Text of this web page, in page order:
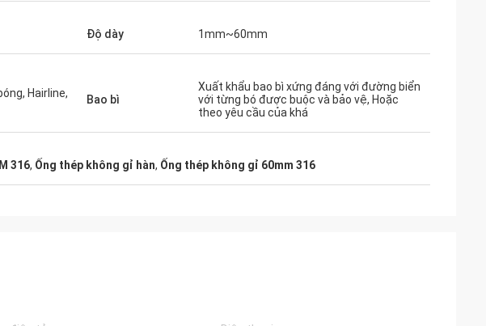
Eric
thành công. Đó là lý do tại
Độ dày 1mm~60mm
Hairline,
Bao bì
Xuất khẩu bao bì xứng đáng với đường biển
với từng bó được buộc và bảo vệ, Hoặc
theo yêu cầu của khá
316, Ống thép không gỉ hàn, Ống thép không gỉ 60mm 316